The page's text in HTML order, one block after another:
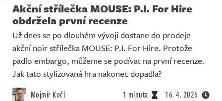
Databáze
Komunita
Redakce
Živě
Akční střílečka MOUSE: P.I. For Hire
obdržela první recenze
Už dnes se po dlouhém vývoji dostane do prodeje
akční noir střílečka MOUSE: P.I. For Hire. Protože
padlo embargo, můžeme se podívat na první recenze.
Jak tato stylizovaná hra nakonec dopadla?
Mojmír Kočí 1 minuta 16. 4. 2026